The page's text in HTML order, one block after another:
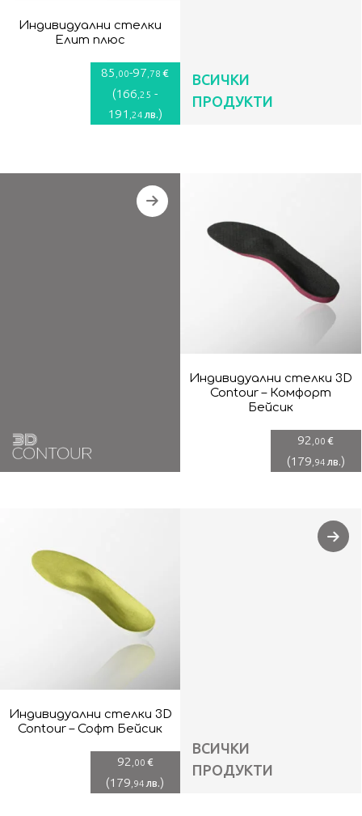
Индивидуални стелки
Елит плюс
85 ,00-97 ,78 €
(166 ,25 -
191 ,24 лв.)
ВСИЧКИ
ПРОДУКТИ
Индивидуални стелки 3D
Contour – Комфорт
Бейсик
92 ,00 €
(179 ,94 лв.)
Индивидуални стелки 3D
Contour – Софт Бейсик
92 ,00 €
(179 ,94 лв.)
ВСИЧКИ
ПРОДУКТИ